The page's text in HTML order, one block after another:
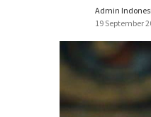
Admin
19 September